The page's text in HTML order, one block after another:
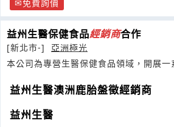
免費詢價
益州生醫保健食品經銷商合作
[新北市-]
亞洲極光
本公司為專營生醫保健食品領域，開展一
益州生醫澳洲鹿胎盤徵經銷商
益州生醫